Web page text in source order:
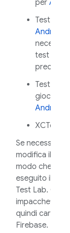
per
Test
Android
test
Test
gioco
Android
XCTest
Se necessario,
modifica il test
modo che
eseguito il
Test Lab.
impacchetta
quindi caricala
Firebase.